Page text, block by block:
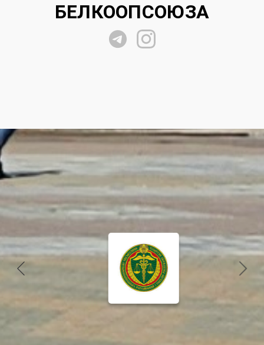
БЕЛКООПСОЮЗА